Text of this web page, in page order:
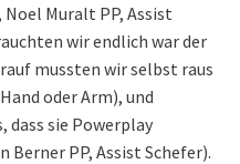
Noel Muralt PP, Assist
wir endlich war der
mussten wir selbst raus
oder Arm), und
dass sie Powerplay
Berner PP, Assist Schefer).